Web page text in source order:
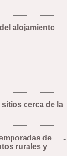
alojamiento
cerca de la
de
rurales y